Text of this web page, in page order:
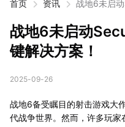
首页 资讯
战地6未启
战地6未启动
键解决方案！
2025-09-26
战地6备受瞩目的射击游戏大
代战争世界。然而，许多玩